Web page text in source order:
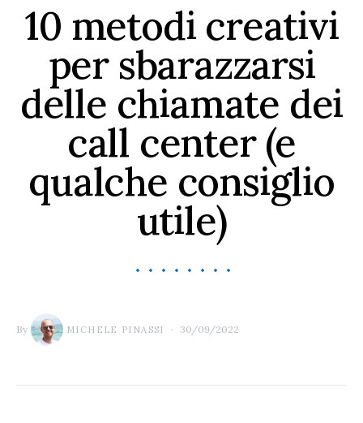
10 metodi creativi
per sbarazzarsi
delle chiamate dei
call center (e
qualche consiglio
utile)
By MICHELE PINASSI 30/09/2022